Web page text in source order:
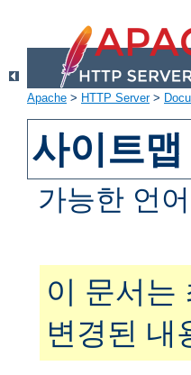
Apache > HTTP Server>
사이트맵
가능한 언
이 문서는
변경된 내